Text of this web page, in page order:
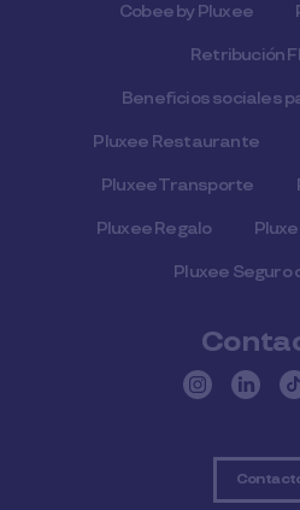
Cobee by Pluxee
Retribución
Beneficios sociales
Pluxee Restaurante
Pluxee Transporte
Pluxee Regalo
Pluxee Seguro